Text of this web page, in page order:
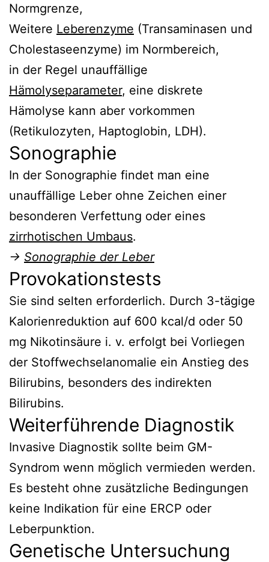
Normgrenze,
Weitere Leberenzyme (Transaminasen und
Cholestaseenzyme) im Normbereich,
in der Regel unauffällige
Hämolyseparameter, eine diskrete
Hämolyse kann aber vorkommen
(Retikulozyten, Haptoglobin, LDH).
Sonographie
In der Sonographie findet man eine
unauffällige Leber ohne Zeichen einer
besonderen Verfettung oder eines
zirrhotischen Umbaus.
→ Sonographie der Leber
Provokationstests
Sie sind selten erforderlich. Durch 3-tägige
Kalorienreduktion auf 600 kcal/d oder 50
mg Nikotinsäure i. v. erfolgt bei Vorliegen
der Stoffwechselanomalie ein Anstieg des
Bilirubins, besonders des indirekten
Bilirubins.
Weiterführende Diagnostik
Invasive Diagnostik sollte beim GM-
Syndrom wenn möglich vermieden werden.
Es besteht ohne zusätzliche Bedingungen
keine Indikation für eine ERCP oder
Leberpunktion.
Genetische Untersuchung